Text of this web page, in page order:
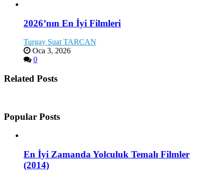
2026’nın En İyi Filmleri
Turgay Suat TARCAN
Oca 3, 2026
0
Related Posts
Popular Posts
En İyi Zamanda Yolculuk Temalı Filmler
(2014)